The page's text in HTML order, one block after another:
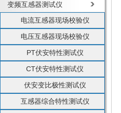
变频互感器测试仪
电流互感器现场校验仪
电压互感器现场校验仪
PT伏安特性测试仪
CT伏安特性测试仪
伏安变比极性测试仪
互感器综合特性测试仪